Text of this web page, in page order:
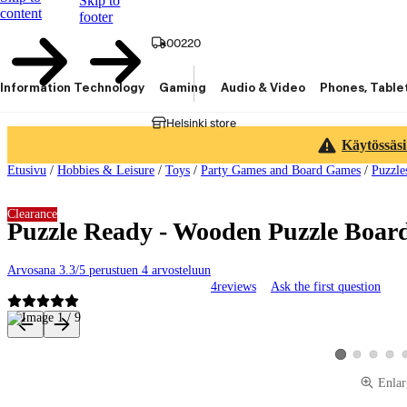
content
footer
00220
Helsinki store
Information Technology Gaming Audio & Video Phones,
Etusivu / Hobbies & Leisure / Toys / Party Games and Board Games /
Puzzle Ready - Wooden Puzzle
Arvosana 3.3/5 perustuen 4 arvosteluun
4reviews Ask the first question
Clearance
Product images and videos
View product
View product
View View